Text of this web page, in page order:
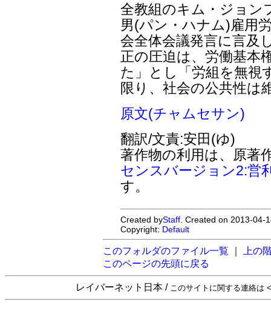
全教組のキム・ジョン
男(パン・ハナム)雇用
会全体会議発言に言及
正の圧迫は、労働基本
た」とし「労組を無視
限り、社会の公共性は
原文(チャムセサン)
翻訳/文責:安田(ゆ)
著作物の利用は、原著
センスバージョン2:営
す。
Created byStaff . Created on 2013-
Copyright: Default
このフォルダのファイル一覧
上の
このページの先頭に戻る
レイバーネット日本 / このサイトに関する連絡は